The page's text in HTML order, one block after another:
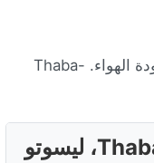
الطقس المباشر في Thaba-Tseka، حاليًا 8°C مع صحو. عرض توقعات 7 يومًا، الأحوال الجوية كل ساعة، ومؤشر جودة الهواء. Thaba-